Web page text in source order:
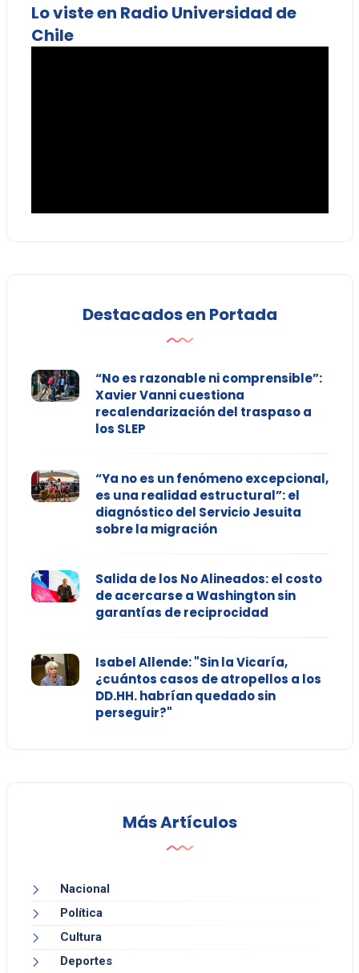
Lo viste en Radio Universidad de
Chile
Destacados en Portada
“No es razonable ni comprensible”:
Xavier Vanni cuestiona
recalendarización del traspaso a
los SLEP
“Ya no es un fenómeno excepcional,
es una realidad estructural”: el
diagnóstico del Servicio Jesuita
sobre la migración
Salida de los No Alineados: el costo
de acercarse a Washington sin
garantías de reciprocidad
Isabel Allende: "Sin la Vicaría,
¿cuántos casos de atropellos a los
DD.HH. habrían quedado sin
perseguir?"
Más Artículos
Nacional
Política
Cultura
Deportes